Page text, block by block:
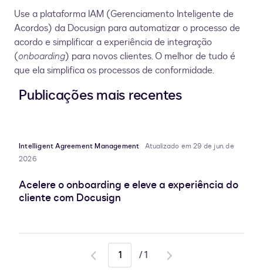
Use a plataforma IAM (Gerenciamento Inteligente de
Acordos) da Docusign para automatizar o processo de
acordo e simplificar a experiência de integração
(onboarding) para novos clientes. O melhor de tudo é
que ela simplifica os processos de conformidade.
Publicações mais recentes
Intelligent Agreement Management
Atualizado em 29 de jun. de
2026
Acelere o onboarding e eleve a experiência do
cliente com Docusign
Go
/1
Go